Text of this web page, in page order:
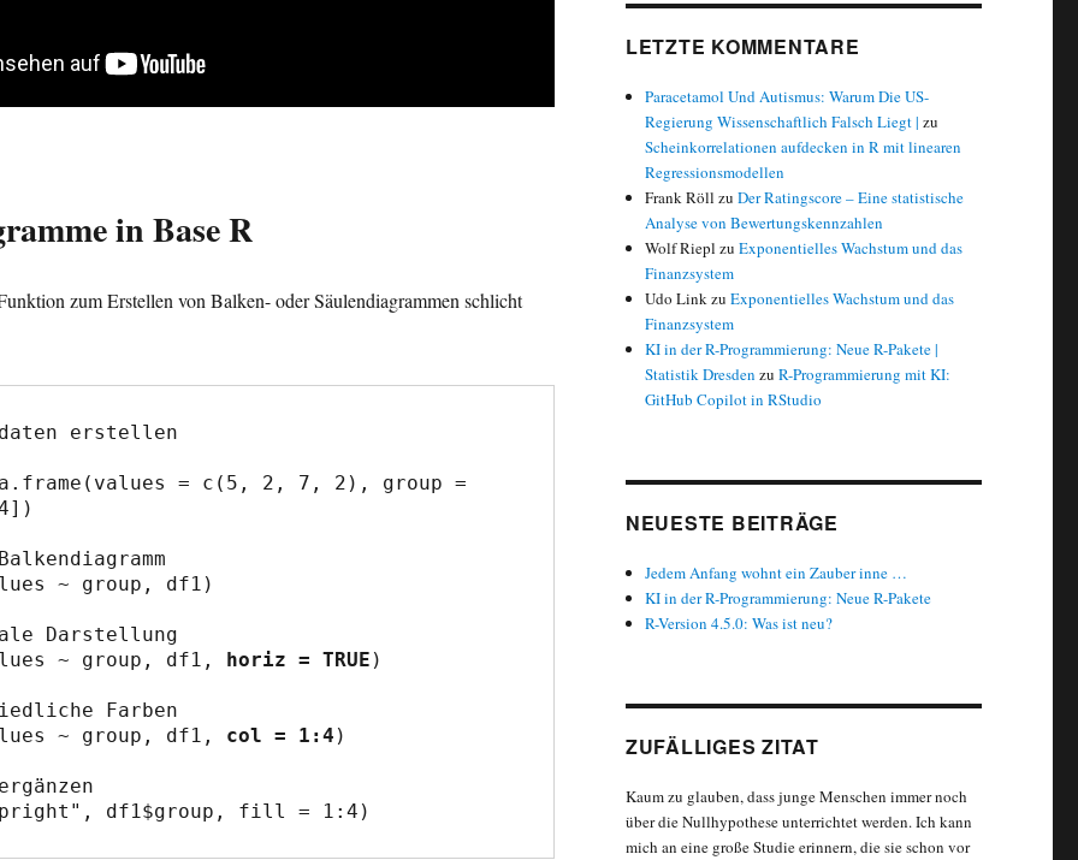
in Base R
zum Erstellen von Balken- oder Säulendiagrammen schlicht
erstellen
= c(5, 2, 7, 2), group =
~ group, df1)
Darstellung
~ group, df1, horiz = TRUE )
Farben
~ group, df1, col = 1:4 )
df1$group, fill = 1:4)
LETZTE KOMMENTARE
Paracetamol Und Autismus: Warum Die US-
Regierung Wissenschaftlich Falsch Liegt | zu
Scheinkorrelationen aufdecken in R mit linearen
Regressionsmodellen
Frank Röll zuDer Ratingscore – Eine statistische
Analyse von Bewertungskennzahlen
Wolf Riepl zuExponentielles Wachstum und das
Finanzsystem
Udo LinkzuExponentielles Wachstum und das
Finanzsystem
KI in der R-Programmierung: Neue R-Pakete |
Statistik Dresden zuR-Programmierung mit KI:
GitHub Copilot in RStudio
NEUESTE BEITRÄGE
Jedem Anfang wohnt ein Zauber inne …
KI in der R-Programmierung: Neue R-Pakete
R-Version 4.5.0: Was ist neu?
ZUFÄLLIGES ZITAT
Kaum zu glauben, dass junge Menschen immer noch
über die Nullhypothese unterrichtet werden. Ich kann
mich an eine große Studie erinnern, die sie schon vor